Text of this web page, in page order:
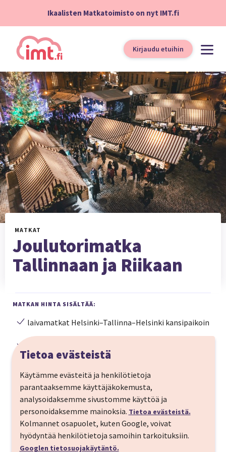
Ikaalisten Matkatoimisto on nyt IMT.fi
Kirjaudu etuihin
MATKAT
Joulutorimatka
Tallinnaan ja Riikaan
MATKAN HINTA SISÄLTÄÄ:
laivamatkat Helsinki–Tallinna–Helsinki kansipaikoin
matkaaville henkilöautopaikat laivalta.
majoitus 1 yö Tallinnassa
majoitus 3 yötä Riiassa
aamiaiset valitsemastasi hotellista riippuen
Tietoa evästeistä
Käytämme evästeitä ja henkilötietoja
parantaaksemme käyttäjäkokemusta,
analysoidaksemme sivustomme käyttöä ja
personoidaksemme mainoksia. Tietoa evästeistä.
Kolmannet osapuolet, kuten Google, voivat
hyödyntää henkilötietoja samoihin tarkoituksiin.
Googlen tietosuojakäytäntö.